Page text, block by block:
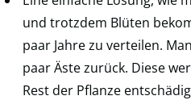
und trotzdem Blüten
paar Jahre zu verteilen.
paar Äste zurück. Diese
Rest der Pflanze